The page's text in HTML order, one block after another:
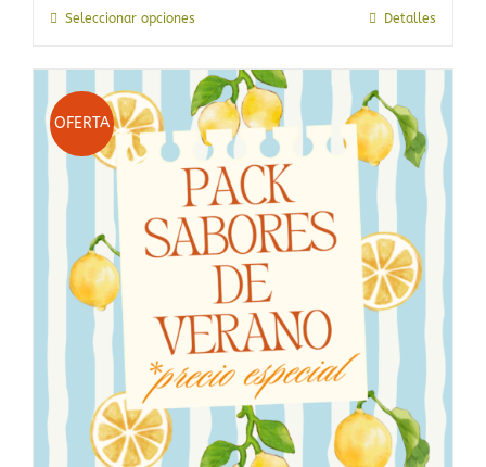
desde
15,00€
Seleccionar opcionesEste
tiene
múltiples
variantes.
Las
opciones
se
pueden
elegir
en
página
de
producto
Detalles
OFERTA